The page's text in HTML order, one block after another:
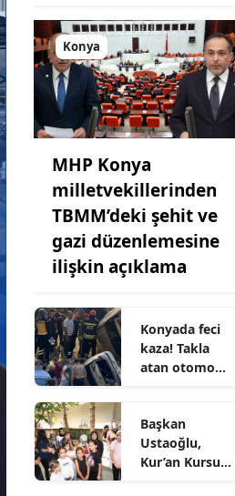
Konya
MHP Konya
milletvekillerinden
TBMM’deki şehit ve
gazi düzenlemesine
ilişkin açıklama
Konyada feci
kaza! Takla
atan otomobil
Başkan
Ustaoğlu,
Kur’an Kursu